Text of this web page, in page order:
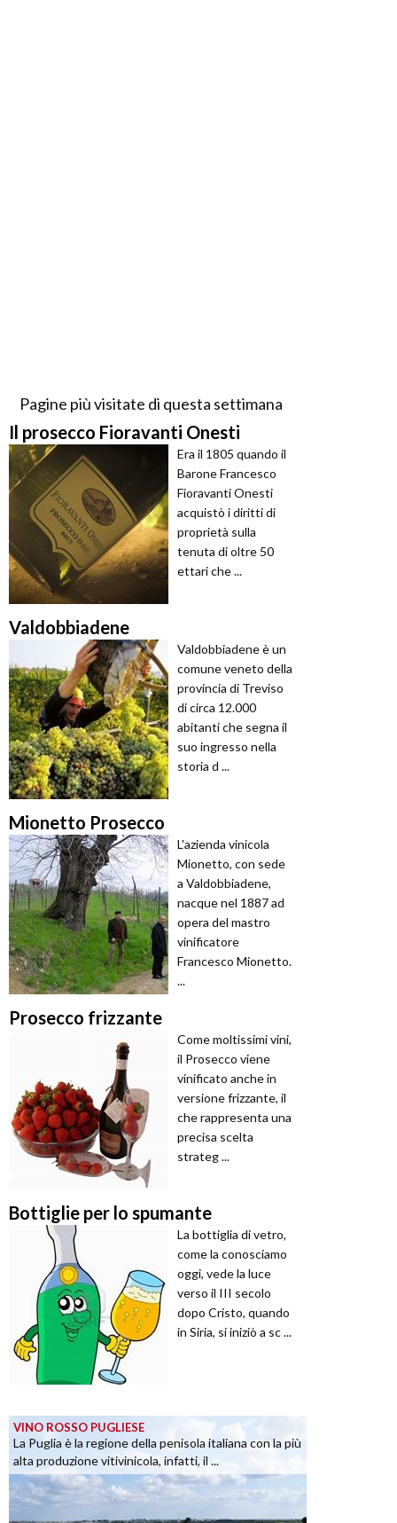
Pagine più visitate di questa settimana
Il prosecco Fioravanti Onesti
Era il 1805 quando il
Barone Francesco
Fioravanti Onesti
acquistò i diritti di
proprietà sulla
tenuta di oltre 50
ettari che ...
Valdobbiadene
Valdobbiadene è un
comune veneto della
provincia di Treviso
di circa 12.000
abitanti che segna il
suo ingresso nella
storia d ...
Mionetto Prosecco
L'azienda vinicola
Mionetto, con sede
a Valdobbiadene,
nacque nel 1887 ad
opera del mastro
vinificatore
Francesco Mionetto.
...
Prosecco frizzante
Come moltissimi vini,
il Prosecco viene
vinificato anche in
versione frizzante, il
che rappresenta una
precisa scelta
strateg ...
Bottiglie per lo spumante
La bottiglia di vetro,
come la conosciamo
oggi, vede la luce
verso il III secolo
dopo Cristo, quando
in Siria, si iniziò a sc ...
VINO ROSSO PUGLIESE
La Puglia è la regione della penisola italiana con la più
alta produzione vitivinicola, infatti, il ...